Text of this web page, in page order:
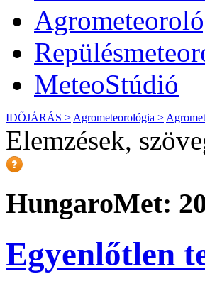
MeteoStúdió
IDŐJÁRÁS > Agrometeorológia >
Elemzések,
HungaroMet:
Egyenlőtlen